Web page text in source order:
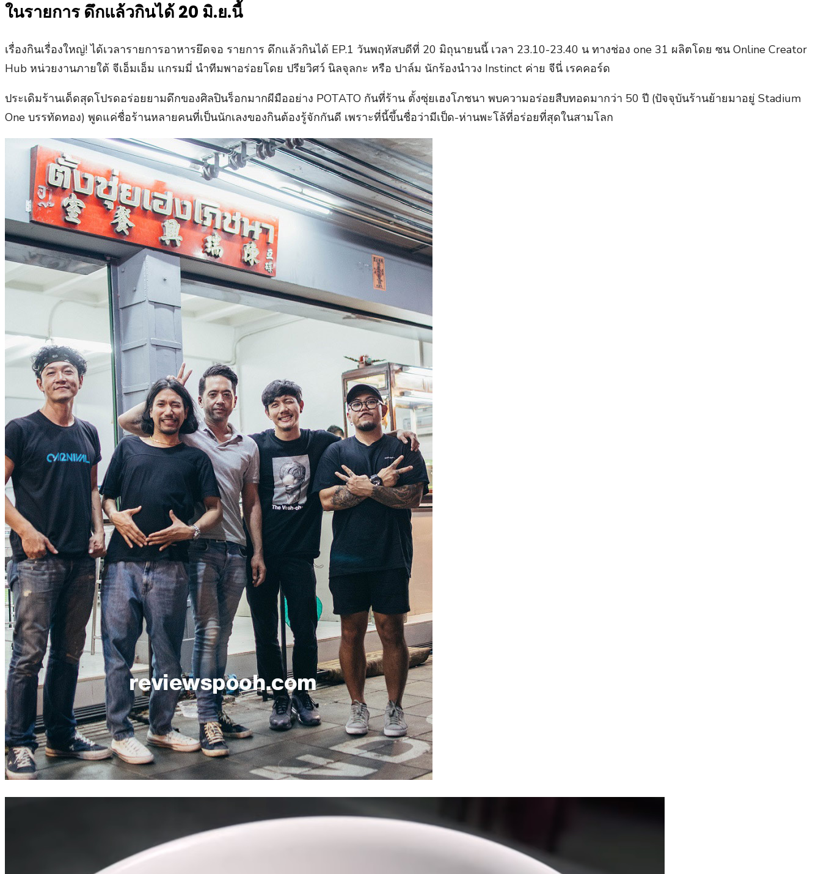
ในรายการ ดึกแล้วกินได้ 20 มิ.ย.นี้
เรื่องกินเรื่องใหญ่! ได้เวลารายการอาหารยึดจอ รายการ ดึกแล้วกินได้ EP.1 วันพฤหัสบดีที่ 20 มิถุนายนนี้ เวลา 23.10-23.40 น ทางช่อง one 31 ผลิตโดย ซน Online Creator
Hub หน่วยงานภายใต้ จีเอ็มเอ็ม แกรมมี่ นำทีมพาอร่อยโดย ปรียวิศว์ นิลจุลกะ หรือ ปาล์ม นักร้องนำวง Instinct ค่าย จีนี่ เรคคอร์ด
ประเดิมร้านเด็ดสุดโปรดอร่อยยามดึกของศิลปินร็อกมากผีมืออย่าง POTATO กันที่ร้าน ตั้งซุ่ยเฮงโภชนา พบความอร่อยสืบทอดมากว่า 50 ปี (ปัจจุบันร้านย้ายมาอยู่ Stadium
One บรรทัดทอง) พูดแค่ชื่อร้านหลายคนที่เป็นนักเลงของกินต้องรู้จักกันดี เพราะที่นี้ขึ้นชื่อว่ามีเป็ด-ห่านพะโล้ที่อร่อยที่สุดในสามโลก